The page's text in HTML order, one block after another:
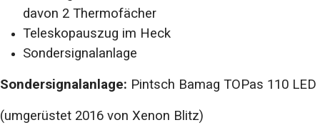
davon 2 Thermofächer
Teleskopauszug im Heck
Sondersignalanlage
Sondersignalanlage: Pintsch Bamag TOPas 110 LED
(umgerüstet 2016 von Xenon Blitz)